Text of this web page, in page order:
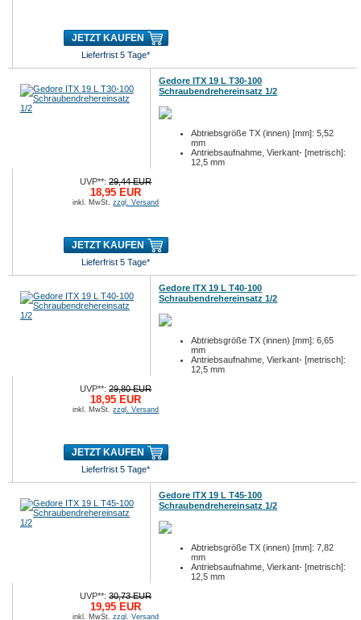
JETZT KAUFEN
Lieferfrist 5 Tage*
Gedore ITX 19 L T30-100
Schraubendrehereinsatz 1/2
Abtriebsgröße TX (innen) [mm]: 5,52
mm
Antriebsaufnahme, Vierkant- [metrisch]:
12,5 mm
UVP**:29,44 EUR
18,95 EUR
inkl. MwSt.zzgl. Versand
JETZT KAUFEN
Lieferfrist 5 Tage*
Gedore ITX 19 L T40-100
Schraubendrehereinsatz 1/2
Abtriebsgröße TX (innen) [mm]: 6,65
mm
Antriebsaufnahme, Vierkant- [metrisch]:
12,5 mm
UVP**:29,80 EUR
18,95 EUR
inkl. MwSt.zzgl. Versand
JETZT KAUFEN
Lieferfrist 5 Tage*
Gedore ITX 19 L T45-100
Schraubendrehereinsatz 1/2
Abtriebsgröße TX (innen) [mm]: 7,82
mm
Antriebsaufnahme, Vierkant- [metrisch]:
12,5 mm
UVP**:30,73 EUR
19,95 EUR
inkl. MwSt.zzgl. Versand